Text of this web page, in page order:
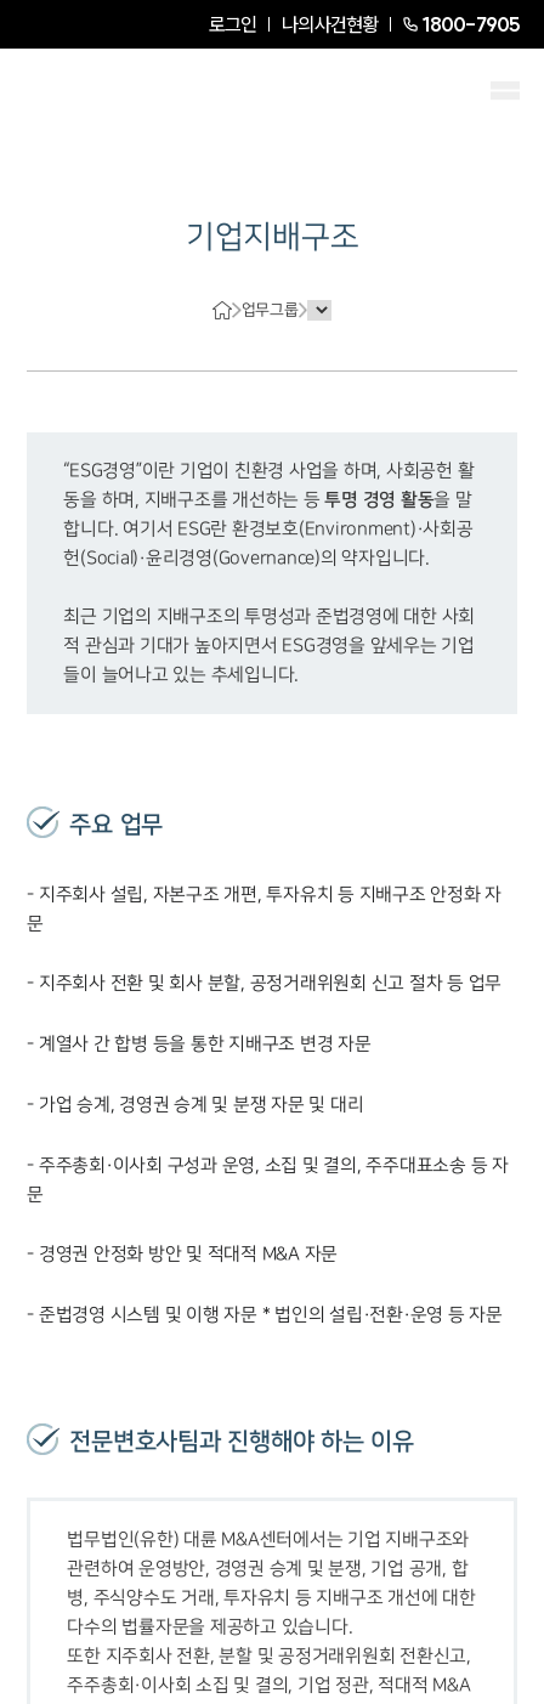
로그인 나의사건현황 1800-7905
기업지배구조
업무그룹
“ESG경영”이란 기업이 친환경 사업을 하며, 사회공헌 활
동을 하며, 지배구조를 개선하는 등 투명 경영 활동을 말
합니다. 여기서 ESG란 환경보호(Environment)·사회공
최근 기업의 지배구조의 투명성과 준법경영에 대한 사회
적 관심과 기대가 높아지면서 ESG경영을 앞세우는 기업
들이 늘어나고 있는 추세입니다.
주요 업무
- 지주회사 설립, 자본구조 개편, 투자유치 등 지배구조 안정화 자
문
- 지주회사 전환 및 회사 분할, 공정거래위원회 신고 절차 등 업무
- 계열사 간 합병 등을 통한 지배구조 변경 자문
- 가업 승계, 경영권 승계 및 분쟁 자문 및 대리
- 주주총회·이사회 구성과 운영, 소집 및 결의, 주주대표소송 등 자
문
- 경영권 안정화 방안 및 적대적 M&A 자문
- 준법경영 시스템 및 이행 자문 * 법인의 설립·전환·운영 등 자문
전문변호사팀과 진행해야 하는 이유
법무법인(유한) 대륜 M&A센터에서는 기업 지배구조와
관련하여 운영방안, 경영권 승계 및 분쟁, 기업 공개, 합
병, 주식양수도 거래, 투자유치 등 지배구조 개선에 대한
다수의 법률자문을 제공하고 있습니다.
또한 지주회사 전환, 분할 및 공정거래위원회 전환신고,
주주총회·이사회 소집 및 결의, 기업 정관, 적대적 M&A